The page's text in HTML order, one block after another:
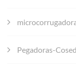
Pegadoras-